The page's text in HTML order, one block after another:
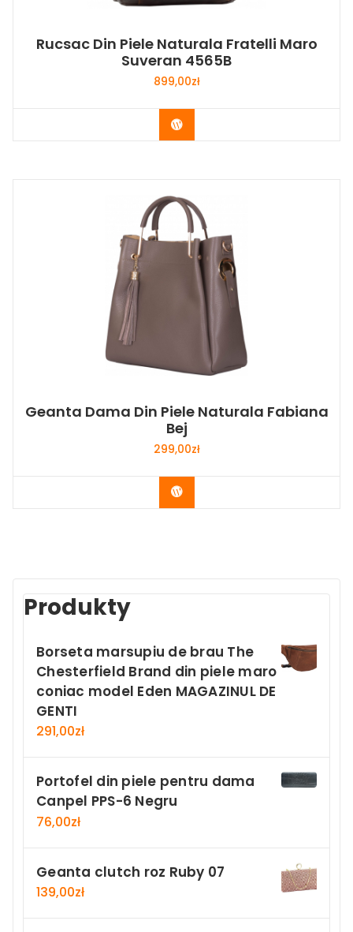
Rucsac Din Piele Naturala Fratelli Maro
Suveran 4565B
899,00zł
Buy Now
Geanta Dama Din Piele Naturala Fabiana
Bej
299,00zł
Buy Now
Produkty
Borseta marsupiu de brau The
Chesterfield Brand din piele maro
coniac model Eden MAGAZINUL DE
GENTI
291,00zł
Portofel din piele pentru dama
Canpel PPS-6 Negru
76,00zł
Geanta clutch roz Ruby 07
139,00zł